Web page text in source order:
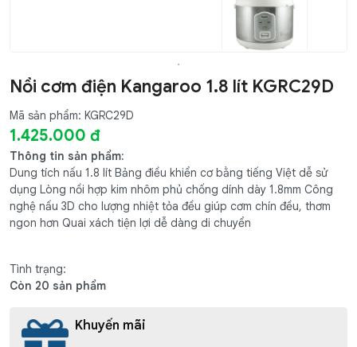
Nồi cơm điện Kangaroo 1.8 lít KGRC29D
Mã sản phẩm: KGRC29D
1.425.000 đ
Thông tin sản phẩm:
Dung tích nấu 1.8 lít Bảng điều khiển cơ bằng tiếng Việt dễ sử
dụng Lòng nồi hợp kim nhôm phủ chống dính dày 1.8mm Công
nghệ nấu 3D cho lượng nhiệt tỏa đều giúp cơm chín đều, thơm
ngon hơn Quai xách tiện lợi dễ dàng di chuyển
Tình trạng:
Còn 20 sản phẩm
Khuyến mãi